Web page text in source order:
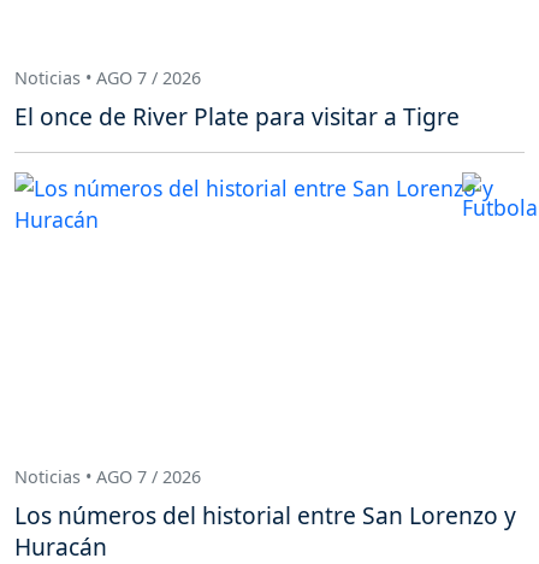
Noticias • AGO 7 / 2026
El once de River Plate para visitar a Tigre
Noticias • AGO 7 / 2026
Los números del historial entre San Lorenzo y
Huracán